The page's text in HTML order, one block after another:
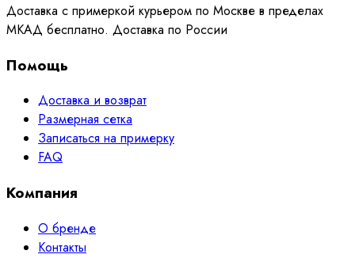
Доставка с примеркой курьером по Москве в пределах
МКАД бесплатно. Доставка по России
Помощь
Доставка и возврат
Размерная сетка
Записаться на примерку
FAQ
Компания
О бренде
Контакты